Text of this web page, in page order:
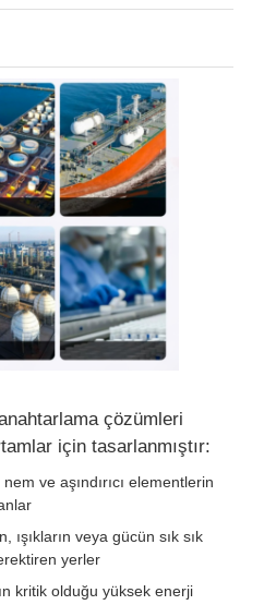
çözümleri
için tasarlanmıştır:
ve aşındırıcı elementlerin
ışıkların veya gücün sık sık
yerler
kritik olduğu yüksek enerji